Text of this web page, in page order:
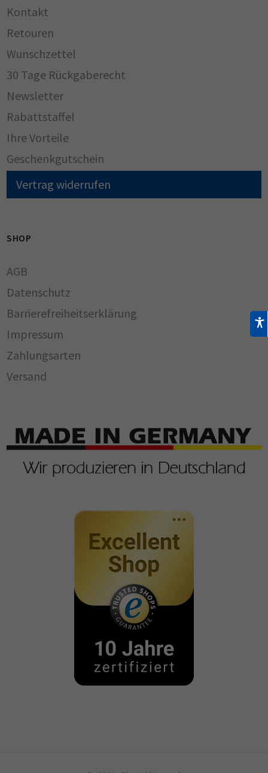
Kontakt
Retouren
Wunschzettel
30 Tage Rückgaberecht
Newsletter
Rabattstaffel
Ihre Vorteile
Geschenkgutschein
Vertrag widerrufen
SHOP
AGB
Datenschutz
Barrierefreiheitserklärung
Impressum
Zahlungsarten
Versand